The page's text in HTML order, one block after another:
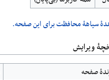
سیاهۀ محافظت برای این صفحه.
ویرایش
صفحه